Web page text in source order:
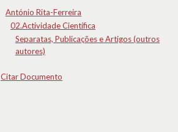
António Rita-Ferreira
02.Actividade Científica
Separatas, Publicações e Artigos (outros
autores)
Citar Documento